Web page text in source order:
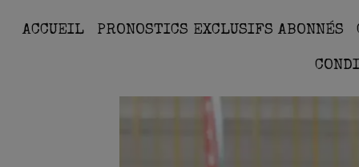
ACCUEIL PRONOSTICS EXCLUSIFS ABONNÉS